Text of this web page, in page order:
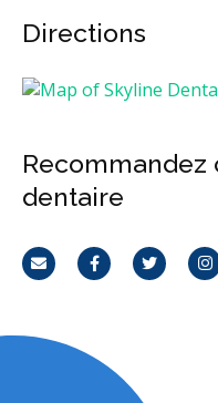
Directions
dentaire
CourrielFacebookTwitter